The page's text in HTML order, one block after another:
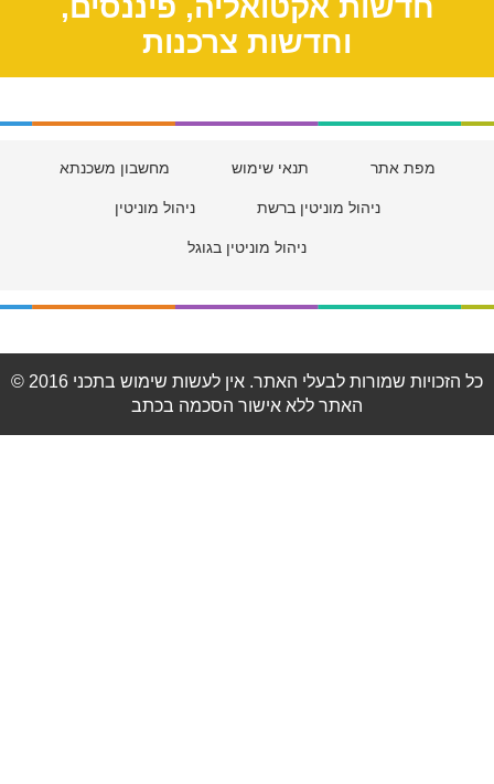
חדשות אקטואליה, פיננסים,
וחדשות צרכנות
מפת אתר תנאי שימוש מחשבון משכנתא
ניהול מוניטין ברשת ניהול מוניטין
ניהול מוניטין בגוגל
© 2016 כל הזכויות שמורות לבעלי האתר. אין לעשות שימוש בתכני
האתר ללא אישור הסכמה בכתב